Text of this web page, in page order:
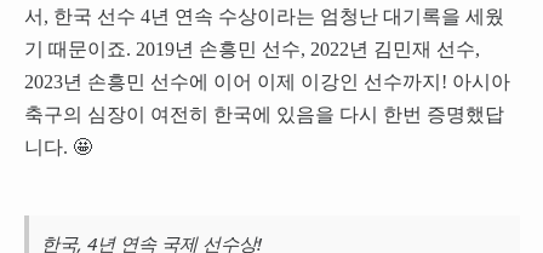
서, 한국 선수 4년 연속 수상이라는 엄청난 대기록을 세웠
기 때문이죠. 2019년 손흥민 선수, 2022년 김민재 선수,
2023년 손흥민 선수에 이어 이제 이강인 선수까지! 아시아
축구의 심장이 여전히 한국에 있음을 다시 한번 증명했답
니다. 🤩
한국, 4년 연속 국제 선수상!